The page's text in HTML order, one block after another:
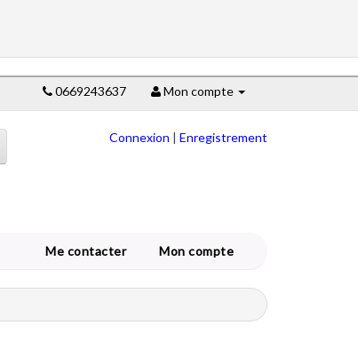
0669243637 Mon compte
Connexion | Enregistrement
Me contacter Mon compte